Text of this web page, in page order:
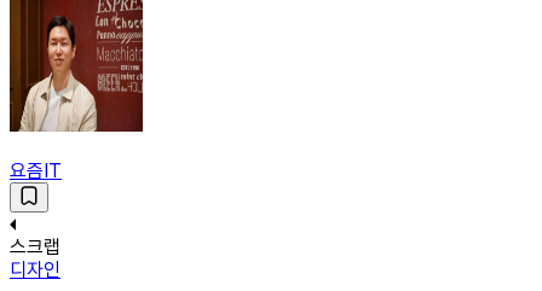
요즘IT
스크랩
디자인